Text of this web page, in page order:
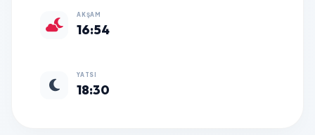
AKŞAM
16:54
YATSI
18:30